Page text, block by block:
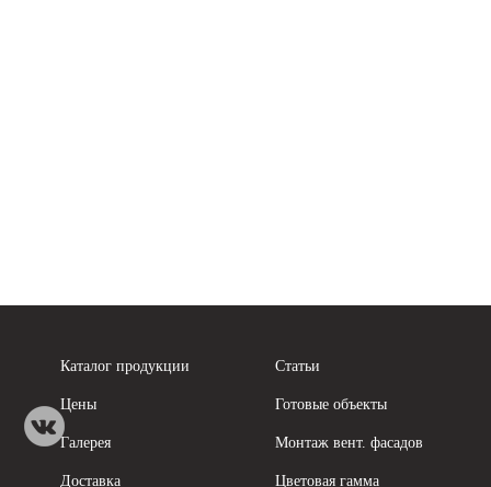
Каталог продукции
Цены
Галерея
Доставка
Статьи
Готовые объекты
Монтаж вент. фасадов
Цветовая гамма